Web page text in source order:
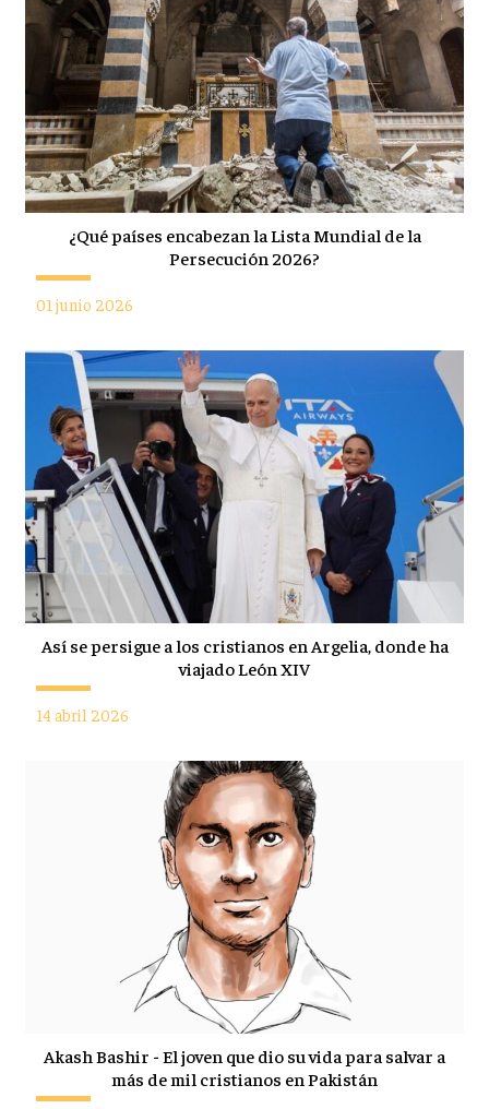
¿Qué países encabezan la Lista Mundial de la
Persecución 2026?
01 junio 2026
Así se persigue a los cristianos en Argelia, donde ha
viajado León XIV
14 abril 2026
Akash Bashir - El joven que dio su vida para salvar a
más de mil cristianos en Pakistán